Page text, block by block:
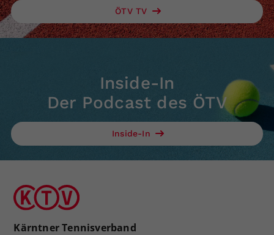
ÖTV TV
Inside-In
Der Podcast des ÖTV
Inside-In
Kärntner Tennisverband